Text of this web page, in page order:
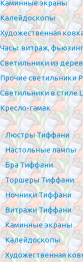
Каминные экраны
Калейдоскопы
Художественная
Часы: витраж,
Светильники из
Прочие
Светильники в стиле
Кресло-гамак
Люстры Тиффани
Настольные лампы
Бра Тиффани
Торшеры Тиффани
Ночники Тиффани
Витражи Тиффани
Каминные экраны
Калейдоскопы
Художественная